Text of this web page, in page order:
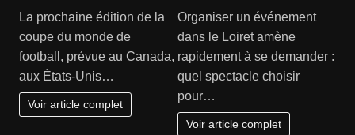
La prochaine édition de la
coupe du monde de
football, prévue au Canada,
aux États-Unis…
Voir article complet
Organiser un événement
dans le Loiret amène
rapidement à se demander :
quel spectacle choisir
pour…
Voir article complet